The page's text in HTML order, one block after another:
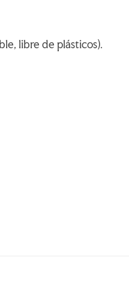
libre de plásticos).